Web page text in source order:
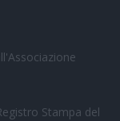
Stampa del